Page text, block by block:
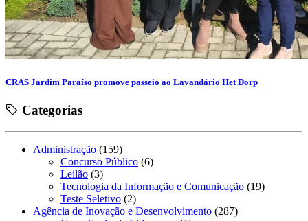
CRAS Jardim Paraíso promove passeio ao Lavandário Het Dorp
Categorias
Administração (159)
Concurso Público (6)
Leilão (3)
Tecnologia da Informação e Comunicação (19)
Teste Seletivo (2)
Agência de Inovação e Desenvolvimento (287)